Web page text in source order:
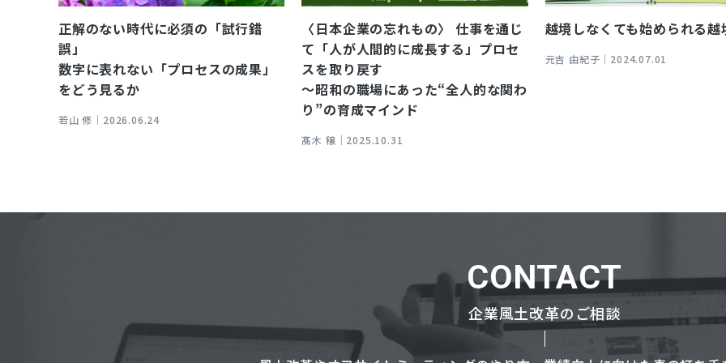
正解のない時代に必須の「試行錯
誤」
数字に表れない「プロセスの成果」
をどう見るか
若山 修｜ 2026.06.24
〈日本企業の忘れもの〉 仕事を通じ
て「人が人間的に成長する」プロセ
スを取り戻す
～昭和の職場にあった“全人的な関わ
り”の育成マインド
髙木 穣｜ 2025.10.31
越境しなくても始められる越
元吉 由紀子｜ 2024.07.01
CONTACT
企業風土改革のご相談